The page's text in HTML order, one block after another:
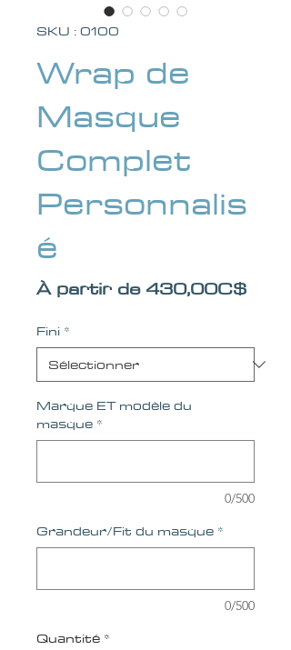
SKU : 0100
Wrap de
Masque
Complet
Personnalis
é
À partir de430,00C$Prix
Fini *
Marque ET modèle du
masque *
0/500
Grandeur/Fit du masque *
0/500
Quantité *